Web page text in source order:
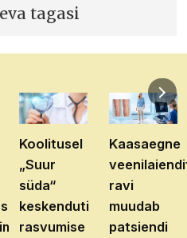
tagasi
Koolitusel
„Suur
süda“
keskenduti
rasvumise
Kaasaegne
ravi
muudab
patsiendi